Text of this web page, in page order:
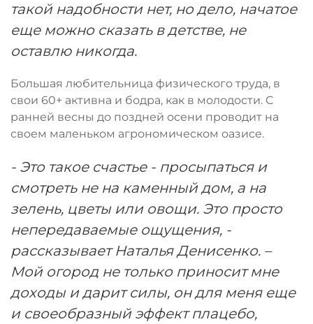
такой надобности нет, но дело, начатое
еще можно сказать в детстве, не
оставлю никогда.
Большая любительница физического труда, в
свои 60+ активна и бодра, как в молодости. С
ранней весны до поздней осени проводит на
своем маленьком агрономическом оазисе.
- Это такое счастье - просыпаться и
смотреть не на каменный дом, а на
зелень, цветы или овощи. Это просто
непередаваемые ощущения, -
рассказывает Наталья Денисенко. –
Мой огород не только приносит мне
доходы и дарит силы, он для меня еще
и своеобразный эффект плацебо,